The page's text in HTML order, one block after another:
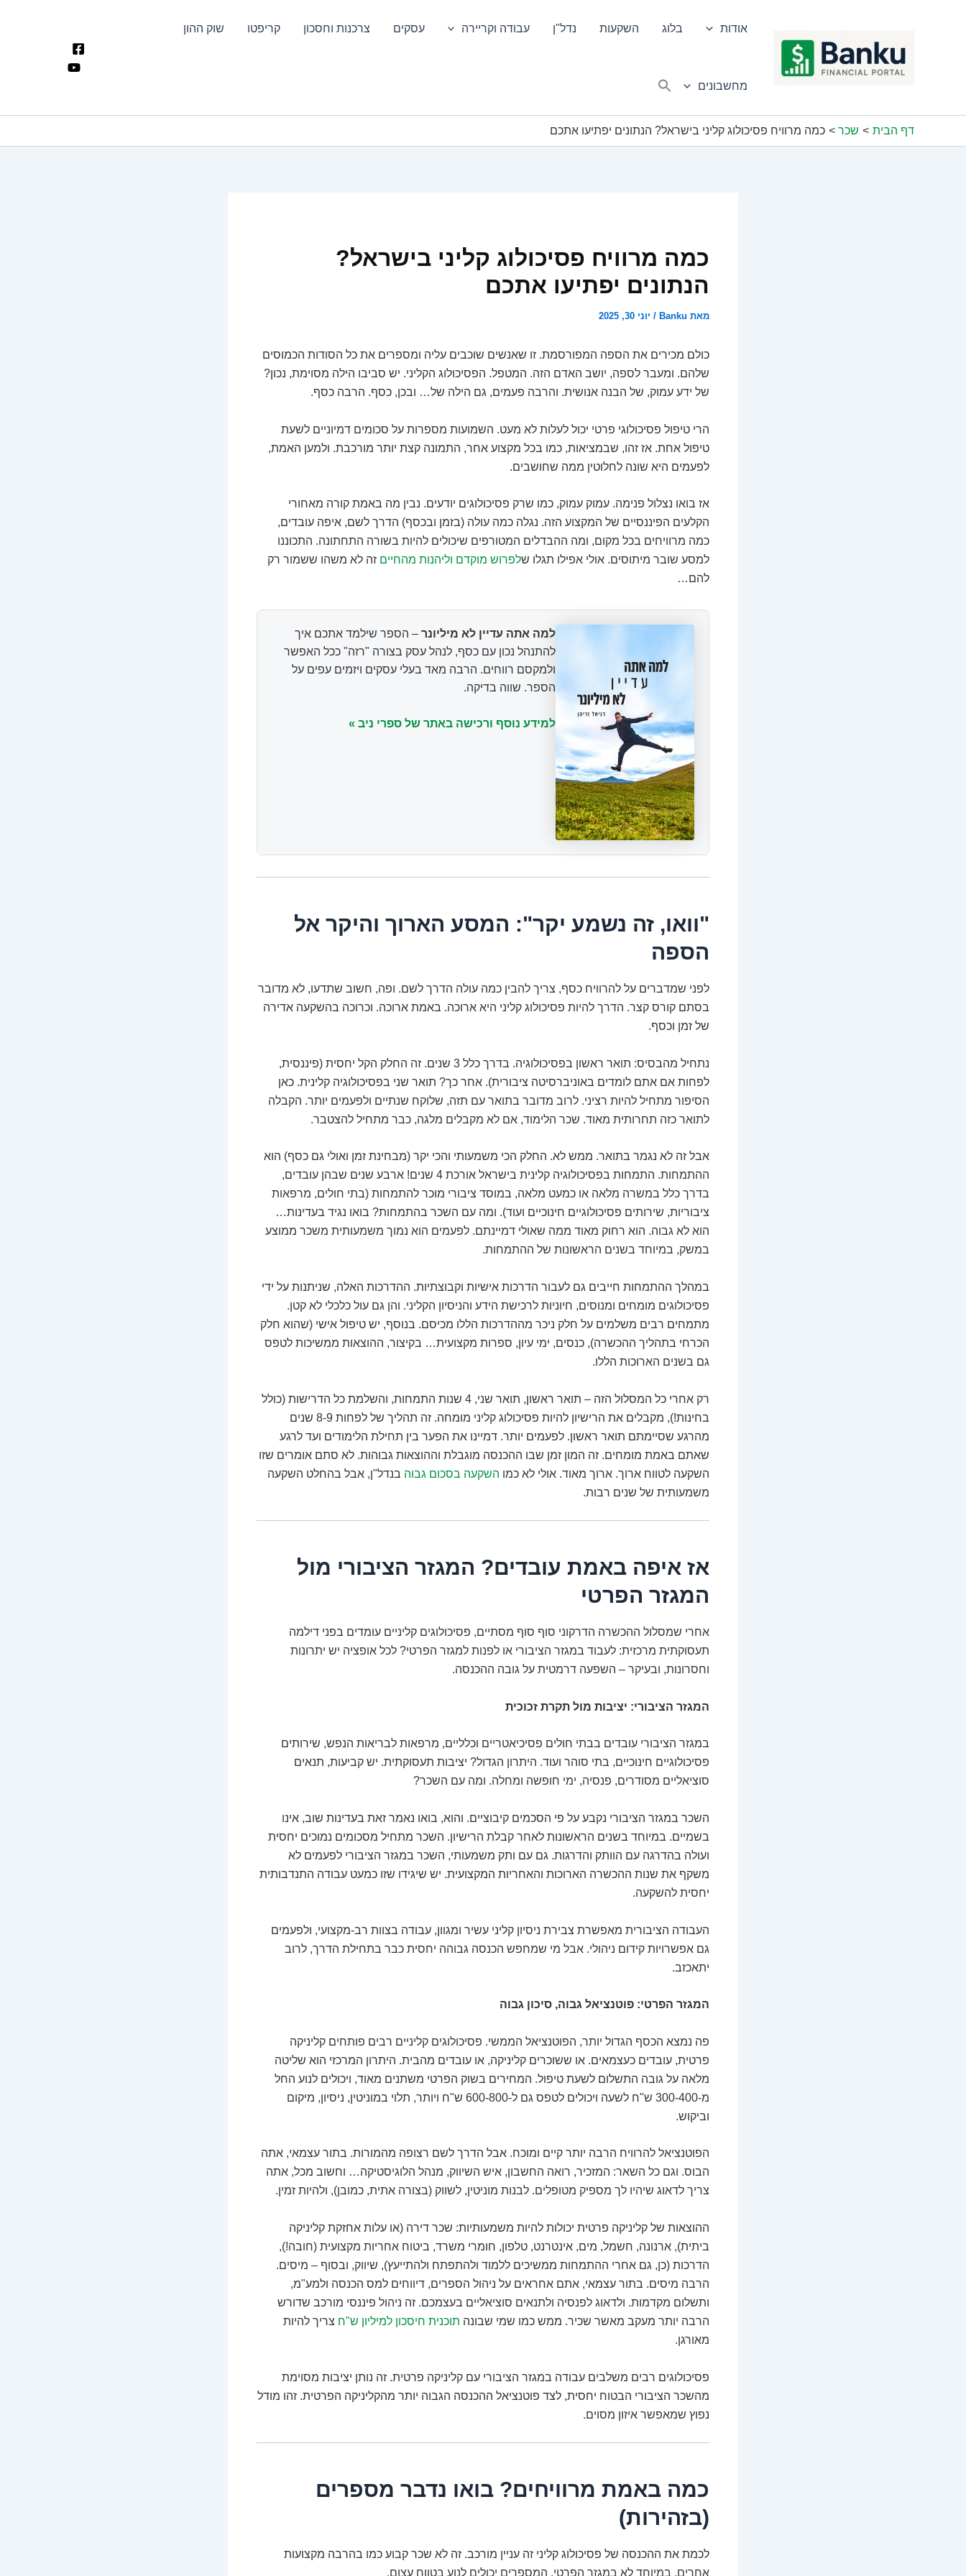
אודות בלוג השקעות נדל"ן עבודה וקריירה עסקים צרכנות וחסכון קריפטו שוק ההון
מחשבונים
דף הבית שכר כמה מרוויח פסיכולוג קליני בישראל? הנתונים יפתיעו אתכם
כמה מרוויח פסיכולוג קליני בישראל?
הנתונים יפתיעו אתכם
מאת Banku
/ יוני 30, 2025
כולם מכירים את הספה המפורסמת. זו שאנשים שוכבים עליה ומספרים את כל הסודות הכמוסים
שלהם. ומעבר לספה, יושב האדם הזה. המטפל. הפסיכולוג הקליני. יש סביבו הילה מסוימת, נכון?
של ידע עמוק, של הבנה אנושית. והרבה פעמים, גם הילה של… ובכן, כסף. הרבה כסף.
הרי טיפול פסיכולוגי פרטי יכול לעלות לא מעט. השמועות מספרות על סכומים דמיוניים לשעת
טיפול אחת. אז זהו, שבמציאות, כמו בכל מקצוע אחר, התמונה קצת יותר מורכבת. ולמען האמת,
לפעמים היא שונה לחלוטין ממה שחושבים.
אז בואו נצלול פנימה. עמוק עמוק, כמו שרק פסיכולוגים יודעים. נבין מה באמת קורה מאחורי
הקלעים הפיננסיים של המקצוע הזה. נגלה כמה עולה (בזמן ובכסף) הדרך לשם, איפה עובדים,
כמה מרוויחים בכל מקום, ומה ההבדלים המטורפים שיכולים להיות בשורה התחתונה. התכוננו
למסע שובר מיתוסים. אולי אפילו תגלו שלפרוש מוקדם וליהנות מהחיים זה לא משהו ששמור רק
להם…
למה אתה עדיין לא מיליונר – הספר שילמד אתכם איך
להתנהל נכון עם כסף, לנהל עסק בצורה "רזה" ככל האפשר
ולמקסם רווחים. הרבה מאד בעלי עסקים ויזמים עפים על
הספר. שווה בדיקה.
למידע נוסף ורכישה באתר של ספרי ניב »
"וואו, זה נשמע יקר": המסע הארוך והיקר אל
הספה
לפני שמדברים על להרוויח כסף, צריך להבין כמה עולה הדרך לשם. ופה, חשוב שתדעו, לא מדובר
בסתם קורס קצר. הדרך להיות פסיכולוג קליני היא ארוכה. באמת ארוכה. וכרוכה בהשקעה אדירה
של זמן וכסף.
נתחיל מהבסיס: תואר ראשון בפסיכולוגיה. בדרך כלל 3 שנים. זה החלק הקל יחסית (פיננסית,
לפחות אם אתם לומדים באוניברסיטה ציבורית). אחר כך? תואר שני בפסיכולוגיה קלינית. כאן
הסיפור מתחיל להיות רציני. לרוב מדובר בתואר עם תזה, שלוקח שנתיים ולפעמים יותר. הקבלה
לתואר כזה תחרותית מאוד. שכר הלימוד, אם לא מקבלים מלגה, כבר מתחיל להצטבר.
אבל זה לא נגמר בתואר. ממש לא. החלק הכי משמעותי והכי יקר (מבחינת זמן ואולי גם כסף) הוא
ההתמחות. התמחות בפסיכולוגיה קלינית בישראל אורכת 4 שנים! ארבע שנים שבהן עובדים,
בדרך כלל במשרה מלאה או כמעט מלאה, במוסד ציבורי מוכר להתמחות (בתי חולים, מרפאות
ציבוריות, שירותים פסיכולוגיים חינוכיים ועוד). ומה עם השכר בהתמחות? בואו נגיד בעדינות…
הוא לא גבוה. הוא רחוק מאוד ממה שאולי דמיינתם. לפעמים הוא נמוך משמעותית משכר ממוצע
במשק, במיוחד בשנים הראשונות של ההתמחות.
במהלך ההתמחות חייבים גם לעבור הדרכות אישיות וקבוצתיות. ההדרכות האלה, שניתנות על ידי
פסיכולוגים מומחים ומנוסים, חיוניות לרכישת הידע והניסיון הקליני. והן גם עול כלכלי לא קטן.
מתמחים רבים משלמים על חלק ניכר מההדרכות הללו מכיסם. בנוסף, יש טיפול אישי (שהוא חלק
הכרחי בתהליך ההכשרה), כנסים, ימי עיון, ספרות מקצועית… בקיצור, ההוצאות ממשיכות לטפס
גם בשנים הארוכות הללו.
רק אחרי כל המסלול הזה – תואר ראשון, תואר שני, 4 שנות התמחות, והשלמת כל הדרישות (כולל
בחינות!), מקבלים את הרישיון להיות פסיכולוג קליני מומחה. זה תהליך של לפחות 8-9 שנים
מהרגע שסיימתם תואר ראשון. לפעמים יותר. דמיינו את הפער בין תחילת הלימודים ועד לרגע
שאתם באמת מומחים. זה המון זמן שבו ההכנסה מוגבלת וההוצאות גבוהות. לא סתם אומרים שזו
השקעה לטווח ארוך. ארוך מאוד. אולי לא כמו השקעה בסכום גבוה בנדל"ן, אבל בהחלט השקעה
משמעותית של שנים רבות.
אז איפה באמת עובדים? המגזר הציבורי מול
המגזר הפרטי
אחרי שמסלול ההכשרה הדרקוני סוף סוף מסתיים, פסיכולוגים קליניים עומדים בפני דילמה
תעסוקתית מרכזית: לעבוד במגזר הציבורי או לפנות למגזר הפרטי? לכל אופציה יש יתרונות
וחסרונות, ובעיקר – השפעה דרמטית על גובה ההכנסה.
המגזר הציבורי: יציבות מול תקרת זכוכית
במגזר הציבורי עובדים בבתי חולים פסיכיאטריים וכלליים, מרפאות לבריאות הנפש, שירותים
פסיכולוגיים חינוכיים, בתי סוהר ועוד. היתרון הגדול? יציבות תעסוקתית. יש קביעות, תנאים
סוציאליים מסודרים, פנסיה, ימי חופשה ומחלה. ומה עם השכר?
השכר במגזר הציבורי נקבע על פי הסכמים קיבוציים. והוא, בואו נאמר זאת בעדינות שוב, אינו
בשמיים. במיוחד בשנים הראשונות לאחר קבלת הרישיון. השכר מתחיל מסכומים נמוכים יחסית
ועולה בהדרגה עם הוותק והדרגות. גם עם ותק משמעותי, השכר במגזר הציבורי לפעמים לא
משקף את שנות ההכשרה הארוכות והאחריות המקצועית. יש שיגידו שזו כמעט עבודה התנדבותית
יחסית להשקעה.
העבודה הציבורית מאפשרת צבירת ניסיון קליני עשיר ומגוון, עבודה בצוות רב-מקצועי, ולפעמים
גם אפשרויות קידום ניהולי. אבל מי שמחפש הכנסה גבוהה יחסית כבר בתחילת הדרך, לרוב
יתאכזב.
המגזר הפרטי: פוטנציאל גבוה, סיכון גבוה
פה נמצא הכסף הגדול יותר, הפוטנציאל הממשי. פסיכולוגים קליניים רבים פותחים קליניקה
פרטית, עובדים כעצמאים. או ששוכרים קליניקה, או עובדים מהבית. היתרון המרכזי הוא שליטה
מלאה על גובה התשלום לשעת טיפול. המחירים בשוק הפרטי משתנים מאוד, ויכולים לנוע החל
מ-300-400 ש"ח לשעה ויכולים לטפס גם ל-600-800 ש"ח ויותר, תלוי במוניטין, ניסיון, מיקום
וביקוש.
הפוטנציאל להרוויח הרבה יותר קיים ומוכח. אבל הדרך לשם רצופה מהמורות. בתור עצמאי, אתה
הבוס. וגם כל השאר: המזכיר, רואה החשבון, איש השיווק, מנהל הלוגיסטיקה… וחשוב מכל, אתה
צריך לדאוג שיהיו לך מספיק מטופלים. לבנות מוניטין, לשווק (בצורה אתית, כמובן), ולהיות זמין.
ההוצאות של קליניקה פרטית יכולות להיות משמעותיות: שכר דירה (או עלות אחזקת קליניקה
ביתית), ארנונה, חשמל, מים, אינטרנט, טלפון, חומרי משרד, ביטוח אחריות מקצועית (חובה!),
הדרכות (כן, גם אחרי ההתמחות ממשיכים ללמוד ולהתפתח ולהתייעץ), שיווק, ובסוף – מיסים.
הרבה מיסים. בתור עצמאי, אתם אחראים על ניהול הספרים, דיווחים למס הכנסה ולמע"מ,
ותשלום מקדמות. ולדאוג לפנסיה ולתנאים סוציאליים בעצמכם. זה ניהול פיננסי מורכב שדורש
הרבה יותר מעקב מאשר שכיר. ממש כמו שמי שבונה תוכנית חיסכון למיליון ש"ח צריך להיות
מאורגן.
פסיכולוגים רבים משלבים עבודה במגזר הציבורי עם קליניקה פרטית. זה נותן יציבות מסוימת
מהשכר הציבורי הבטוח יחסית, לצד פוטנציאל ההכנסה הגבוה יותר מהקליניקה הפרטית. זהו מודל
נפוץ שמאפשר איזון מסוים.
כמה באמת מרוויחים? בואו נדבר מספרים
(בזהירות)
לכמת את ההכנסה של פסיכולוג קליני זה עניין מורכב. זה לא שכר קבוע כמו בהרבה מקצועות
אחרים, במיוחד לא במגזר הפרטי. המספרים יכולים לנוע בטווח עצום.